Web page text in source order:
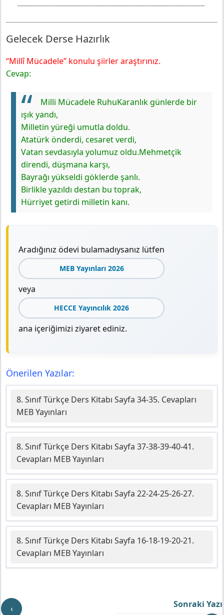
Gelecek Derse Hazırlık
“Millî Mücadele” konulu şiirler araştırınız.
Cevap:
Milli Mücadele RuhuKaranlık günlerde bir
ışık yandı,
Milletin yüreği umutla doldu.
Atatürk önderdi, cesaret verdi,
Vatan sevdasıyla yolumuz oldu.Mehmetçik
direndi, düşmana karşı,
Bayrağı yükseldi göklerde şanlı.
Birlikle yazıldı destan bu toprak,
Hürriyet getirdi milletin kanı.
Aradığınız ödevi bulamadıysanız lütfen
MEB Yayınları 2026
veya
HECCE Yayıncılık 2026
ana içeriğimizi ziyaret ediniz.
Önerilen Yazılar:
8. Sınıf Türkçe Ders Kitabı Sayfa 34-35. Cevapları
MEB Yayınları
8. Sınıf Türkçe Ders Kitabı Sayfa 37-38-39-40-41.
Cevapları MEB Yayınları
8. Sınıf Türkçe Ders Kitabı Sayfa 22-24-25-26-27.
Cevapları MEB Yayınları
8. Sınıf Türkçe Ders Kitabı Sayfa 16-18-19-20-21.
Cevapları MEB Yayınları
‹
Sonraki Yazı